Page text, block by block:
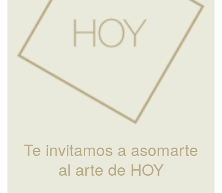
Te invitamos a asomarte
al arte de HOY